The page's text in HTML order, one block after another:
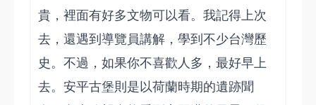
貴，裡面有好多文物可以看。我記得上次
去，還遇到導覽員講解，學到不少台灣歷
史。不過，如果你不喜歡人多，最好早上
去。安平古堡則是以荷蘭時期的遺跡聞